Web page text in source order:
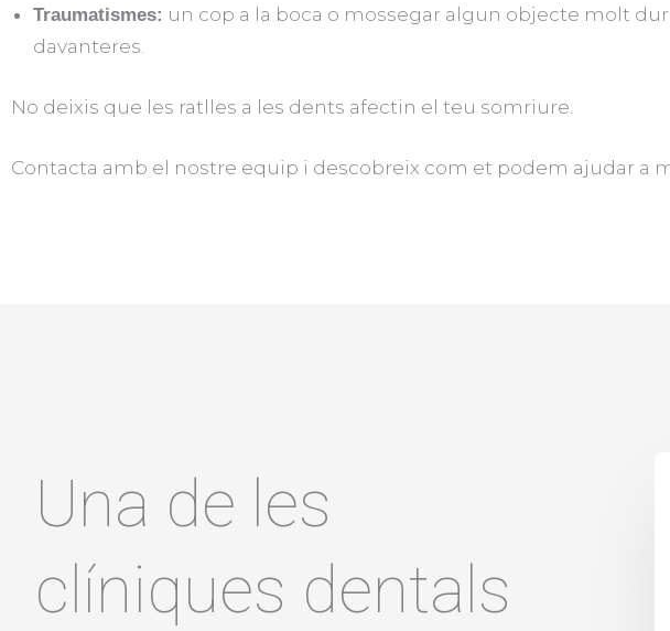
Traumatismes: un cop a la boca o mossegar algun objecte molt
davanteres.
No deixis que les ratlles a les dents afectin el teu somriure.
Contacta amb el nostre equip i descobreix com et podem ajudar a
Una de les
clíniques dentals